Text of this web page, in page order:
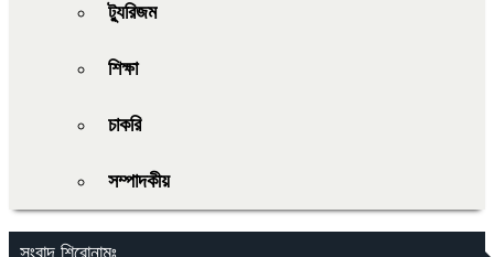
ট্যুরিজম
শিক্ষা
চাকরি
সম্পাদকীয়
সংবাদ শিরোনামঃ